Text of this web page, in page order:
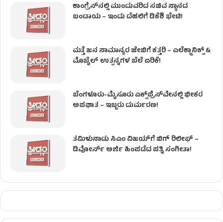
ಕಾಂಗ್ರೆಸ್​ನಲ್ಲಿ ಮುಂದುವರಿದ ಸಚಿವ ಸ್ಥಾನದ
ಬಂಡಾಯ – ಇಂದು ದೆಹಲಿಗೆ ಡಿಕೆಶಿ ಭೇಟಿ!
ಮತ್ತೆ ಜನ ಸಾಮಾನ್ಯರ ಜೇಬಿಗೆ ಕತ್ತರಿ – ಎಲೆಕ್ಟ್ರಾನಿಕ್ಸ್ &
ಮೊಬೈಲ್ ಉತ್ಪನ್ನಗಳ ಬೆಲೆ ಏರಿಕೆ!
ಬೆಂಗಳೂರು-ಮೈಸೂರು ಎಕ್ಸ್‌ಪ್ರೆಸ್‌ವೇನಲ್ಲಿ ಭೀಕರ
ಅಪಘಾತ – ಇಬ್ಬರು ದುರ್ಮರಣ!
ತಮಿಳುನಾಡು ಸಿಎಂ ವಿಜಯ್‌ಗೆ ಬಿಗ್ ರಿಲೀಫ್ –
ಡಿವೋರ್ಸ್ ಅರ್ಜಿ ಹಿಂಪಡೆದ ಪತ್ನಿ ಸಂಗೀತಾ!